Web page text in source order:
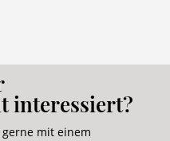
interessiert?
gerne mit einem